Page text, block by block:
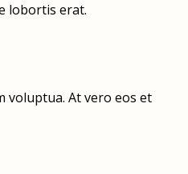
lobortis erat.
voluptua. At vero eos et